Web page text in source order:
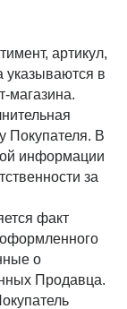
артикул,
указываются в
магазина.
Покупателя. В
информации
за
факт
о
Продавца.